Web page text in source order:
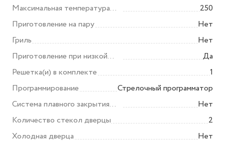
Нижний нагрев
Максимальная температура
нагрева (°С)
250
Приготовление на пару
Нет
Гриль
Нет
Приготовление при низкой
температуре
Да
Решетка(и) в комплекте
1
Программирование
Стрелочный программатор
Система плавного закрытия
дверцы
Нет
Количество стекол дверцы
2
Холодная дверца
Нет